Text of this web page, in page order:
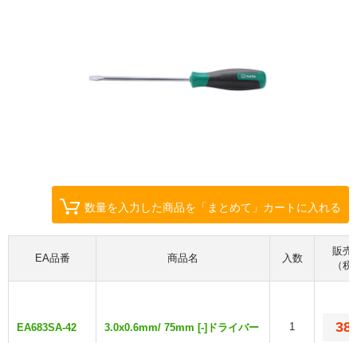
数量を入力した商品を「まとめて」カートに入れる
EA品番 商品名 入数
販売
（
EA683SA-42 3.0x0.6mm/ 75mm [-]ドライバー 1